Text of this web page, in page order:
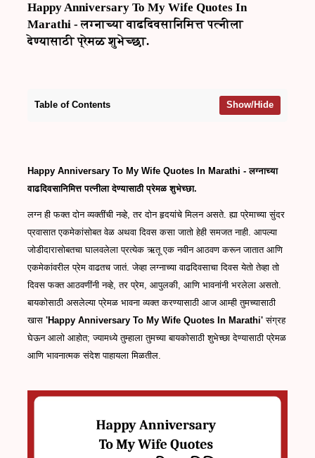
Happy Anniversary To My Wife Quotes In
Marathi - लग्नाच्या वाढदिवसानिमित्त पत्नीला
देण्यासाठी प्रेमळ शुभेच्छा.
Table of Contents Show/Hide
Happy Anniversary To My Wife Quotes In Marathi - लग्नाच्या
वाढदिवसानिमित्त पत्नीला देण्यासाठी प्रेमळ शुभेच्छा.
लग्न ही फक्त दोन व्यक्तींची नव्हे, तर दोन हृदयांचे मिलन असते. ह्या प्रेमाच्या सुंदर
प्रवासात एकमेकांसोबत वेळ अथवा दिवस कसा जातो हेही समजत नाही. आपल्या
जोडीदारासोबतचा घालवलेला प्रत्येक ऋतू एक नवीन आठवण करून जातात आणि
एकमेकांवरील प्रेम वाढतच जातं. जेव्हा लग्नाच्या वाढदिवसाचा दिवस येतो तेव्हा तो
दिवस फक्त आठवणींनी नव्हे, तर प्रेम, आपुलकी, आणि भावनांनी भरलेला असतो.
बायकोसाठी असलेल्या प्रेमळ भावना व्यक्त करण्यासाठी आज आम्ही तुमच्यासाठी
खास 'Happy Anniversary To My Wife Quotes In Marathi' संग्रह
घेऊन आलो आहोत; ज्यामध्ये तुम्हाला तुमच्या बायकोसाठी शुभेच्छा देण्यासाठी प्रेमळ
आणि भावनात्मक संदेश पाहायला मिळतील.